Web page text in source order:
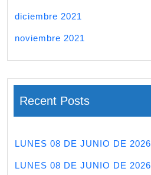
diciembre 2021
noviembre 2021
Recent Posts
LUNES 08 DE JUNIO DE 2026
LUNES 08 DE JUNIO DE 2026